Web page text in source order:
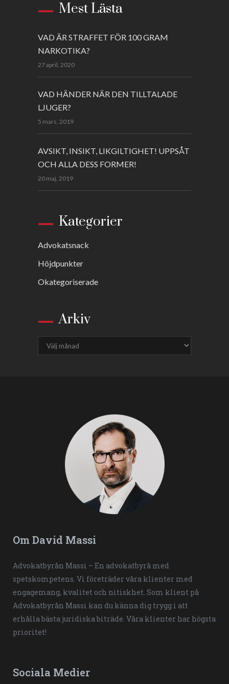
Mest Lästa
VAD ÄR STRAFFET FÖR 100 GRAM
NARKOTIKA?
27 april, 2020
VAD HÄNDER NÄR DEN TILLTALADE
LJUGER?
5 mars, 2019
AVSIKT, INSIKT, LIKGILTIGHET! UPPSÅT
OCH ALLA DESS FORMER!
20 maj, 2019
Kategorier
Advokatsnack
Höjdpunkter
Okategoriserade
Arkiv
Om David Massi
Advokatbyrån Massi – En advokatbyrå med
spetskompetens. Vi företräder våra klienter med
engagemang, kvalitet och nitiskhet. Som klient på
Advokatbyrån Massi kan du känna dig trygg i att
erhålla bästa juridiska biträde. Våra klienter har högsta
prioritet!
Sociala Medier